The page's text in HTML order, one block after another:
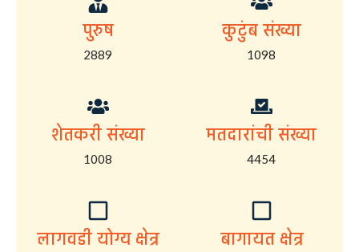
पुरुष
2889
कुटुंब संख्या
1098
शेतकरी संख्या
1008
मतदारांची संख्या
4454
लागवडी योग्य क्षेत्र बागायत क्षेत्र